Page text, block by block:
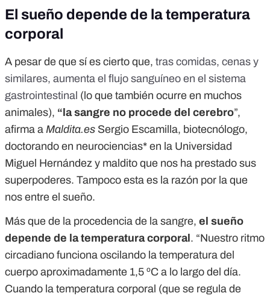
El sueño depende de la temperatura
corporal
A pesar de que sí es cierto que, tras comidas, cenas y
similares, aumenta el flujo sanguíneo en el sistema
gastrointestinal (lo que también ocurre en muchos
animales), “la sangre no procede del cerebro”,
afirma a Maldita.es Sergio Escamilla, biotecnólogo,
doctorando en neurociencias* en la Universidad
Miguel Hernández y maldito que nos ha prestado sus
superpoderes. Tampoco esta es la razón por la que
nos entre el sueño.
Más que de la procedencia de la sangre, el sueño
depende de la temperatura corporal . “Nuestro ritmo
circadiano funciona oscilando la temperatura del
cuerpo aproximadamente 1,5 ºC a lo largo del día.
Cuando la temperatura corporal (que se regula de